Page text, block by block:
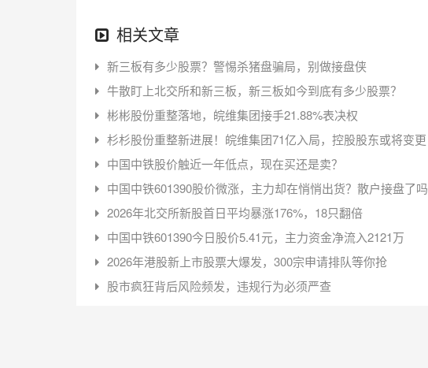
相关文章
新三板有多少股票？警惕杀猪盘骗局，别做接盘侠
牛散盯上北交所和新三板，新三板如今到底有多少股票？
彬彬股份重整落地，皖维集团接手21.88%表决权
杉杉股份重整新进展！皖维集团71亿入局，控股股东或将变更
中国中铁股价触近一年低点，现在买还是卖？
中国中铁601390股价微涨，主力却在悄悄出货？散户接盘了吗
2026年北交所新股首日平均暴涨176%，18只翻倍
中国中铁601390今日股价5.41元，主力资金净流入2121万
2026年港股新上市股票大爆发，300宗申请排队等你抢
股市疯狂背后风险频发，违规行为必须严查